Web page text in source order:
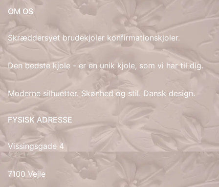
IT
LV
LT
NO
PT
OM OS
Skræddersyet brudekjoler konfirmationskjoler.
Den bedste kjole - er en unik kjole, som vi har til dig.
Moderne silhuetter. Skønhed og stil. Dansk design.
FYSISK ADRESSE
Vissingsgade 4
7100 Vejle